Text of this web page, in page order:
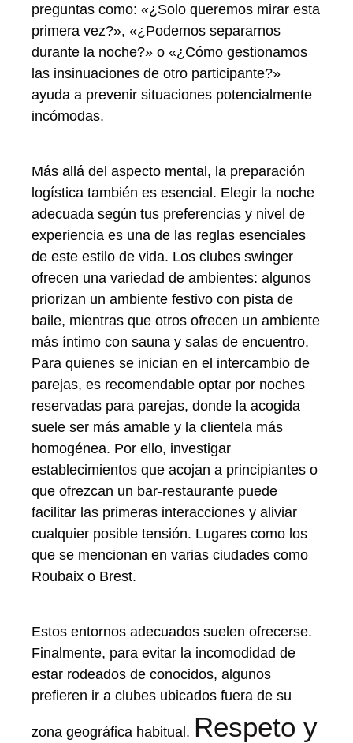
preguntas como: «¿Solo queremos mirar esta
primera vez?», «¿Podemos separarnos
durante la noche?» o «¿Cómo gestionamos
las insinuaciones de otro participante?»
ayuda a prevenir situaciones potencialmente
incómodas.
Más allá del aspecto mental, la preparación
logística también es esencial. Elegir la noche
adecuada según tus preferencias y nivel de
experiencia es una de las reglas esenciales
de este estilo de vida. Los clubes swinger
ofrecen una variedad de ambientes: algunos
priorizan un ambiente festivo con pista de
baile, mientras que otros ofrecen un ambiente
más íntimo con sauna y salas de encuentro.
Para quienes se inician en el intercambio de
parejas, es recomendable optar por noches
reservadas para parejas, donde la acogida
suele ser más amable y la clientela más
homogénea. Por ello, investigar
establecimientos que acojan a principiantes o
que ofrezcan un bar-restaurante puede
facilitar las primeras interacciones y aliviar
cualquier posible tensión. Lugares como los
que se mencionan en varias ciudades como
Roubaix o Brest.
Estos entornos adecuados suelen ofrecerse.
Finalmente, para evitar la incomodidad de
estar rodeados de conocidos, algunos
prefieren ir a clubes ubicados fuera de su
zona geográfica habitual. Respeto y